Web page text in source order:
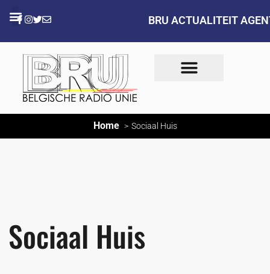
BRU ACTUALITEIT
Home Sociaal Huis
Sociaal Huis